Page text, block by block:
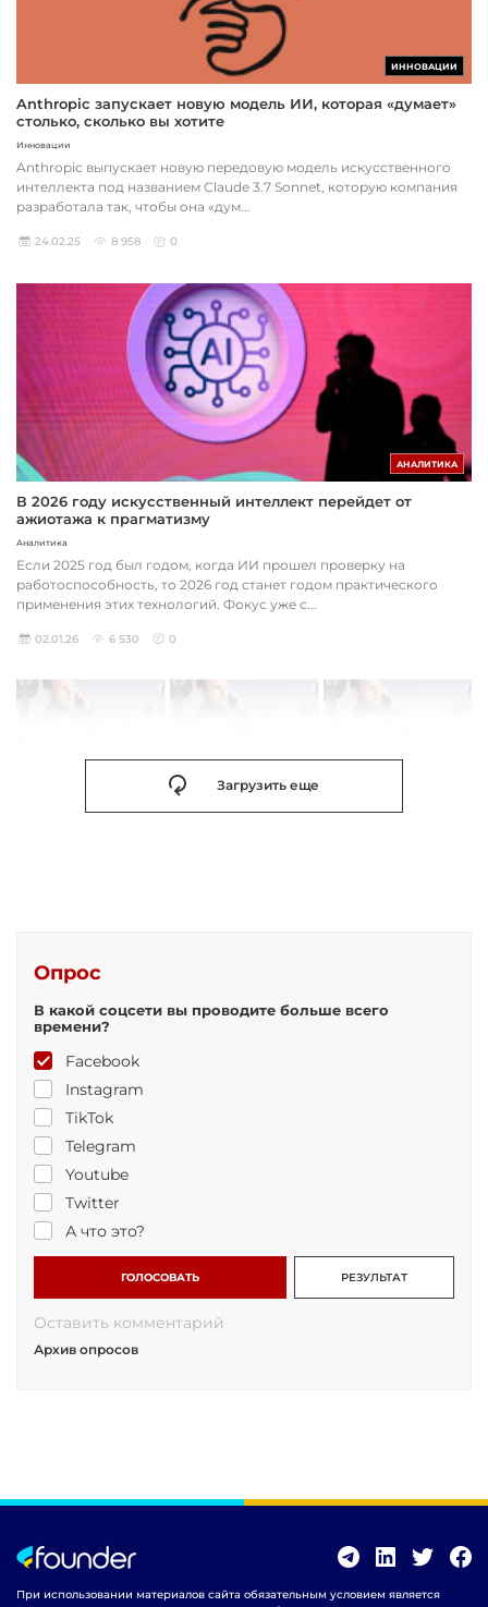
ИННОВАЦИИ
Anthropic запускает новую модель ИИ, которая «думает»
столько, сколько вы хотите
Инновации
Anthropic выпускает новую передовую модель искусственного
интеллекта под названием Claude 3.7 Sonnet, которую компания
разработала так, чтобы она «дум...
24.02.25 8 958 0
АНАЛИТИКА
В 2026 году искусственный интеллект перейдет от
ажиотажа к прагматизму
Аналитика
Если 2025 год был годом, когда ИИ прошел проверку на
работоспособность, то 2026 год станет годом практического
применения этих технологий. Фокус уже с...
02.01.26 6 530 0
Загрузить еще
Опрос
В какой соцсети вы проводите больше всего
времени?
Facebook
Instagram
TikTok
Telegram
Youtube
Twitter
А что это?
ГОЛОСОВАТЬ РЕЗУЛЬТАТ
Оставить комментарий
Архив опросов
При использовании материалов сайта обязательным условием является